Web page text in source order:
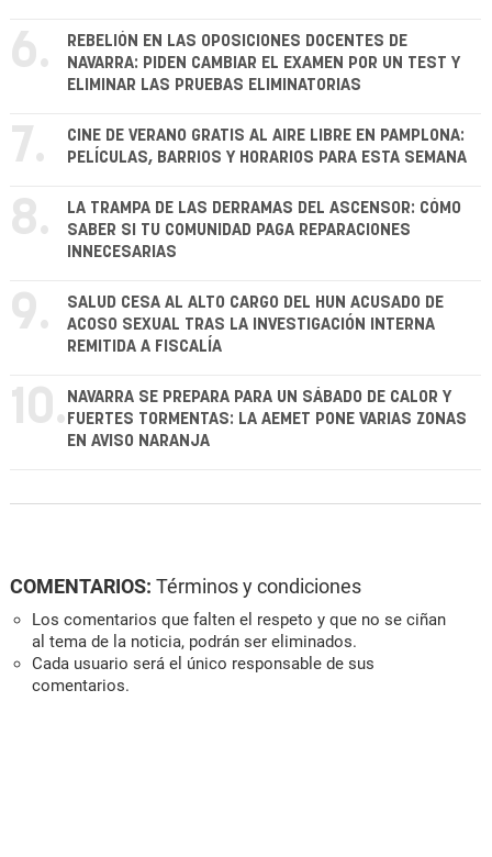
6.
REBELIÓN EN LAS OPOSICIONES DOCENTES DE
NAVARRA: PIDEN CAMBIAR EL EXAMEN POR UN TEST Y
ELIMINAR LAS PRUEBAS ELIMINATORIAS
7.
CINE DE VERANO GRATIS AL AIRE LIBRE EN PAMPLONA:
PELÍCULAS, BARRIOS Y HORARIOS PARA ESTA SEMANA
8.
LA TRAMPA DE LAS DERRAMAS DEL ASCENSOR: CÓMO
SABER SI TU COMUNIDAD PAGA REPARACIONES
INNECESARIAS
9.
SALUD CESA AL ALTO CARGO DEL HUN ACUSADO DE
ACOSO SEXUAL TRAS LA INVESTIGACIÓN INTERNA
REMITIDA A FISCALÍA
10. NAVARRA SE PREPARA PARA UN SÁBADO DE CALOR Y
FUERTES TORMENTAS: LA AEMET PONE VARIAS ZONAS
EN AVISO NARANJA
COMENTARIOS: Términos y condiciones
Los comentarios que falten el respeto y que no se ciñan
al tema de la noticia, podrán ser eliminados.
Cada usuario será el único responsable de sus
comentarios.